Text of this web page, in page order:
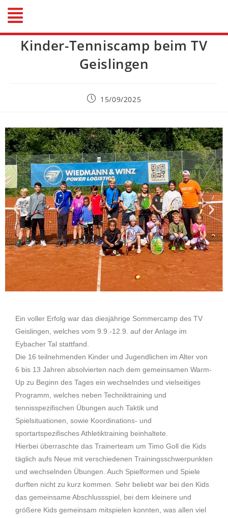
Kinder-Tenniscamp beim TV
Geislingen
15/09/2025
Ein voller Erfolg war das diesjährige Sommercamp des TV
Geislingen, welches vom 9.9.-12.9. auf der Anlage im
Eybacher Tal stattfand.
Die 16 teilnehmenden Kinder und Jugendlichen im Alter von
6 bis 13 Jahren absolvierten nach dem gemeinsamen Warm-
Up zu Beginn des Tages ein wechselndes und vielseitiges
Programm, welches neben Techniktraining und
tennisspezifischen Übungen auch Taktik und
Spielsituationen, sowie Koordinations- und
sportartspezifisches Athletiktraining beinhaltete.
Hierbei überraschte das Trainerteam um Timo Goll die Kids
täglich aufs Neue mit verschiedenen Trainingsschwerpunkten
und wechselnden Übungen. Auch Spielformen und Spiele
durften nicht zu kurz kommen. Sehr beliebt war bei den Kids
das gemeinsame Abschlussspiel, bei dem kleinere und
größere Kids gemeinsam mitspielen konnten, was allen viel